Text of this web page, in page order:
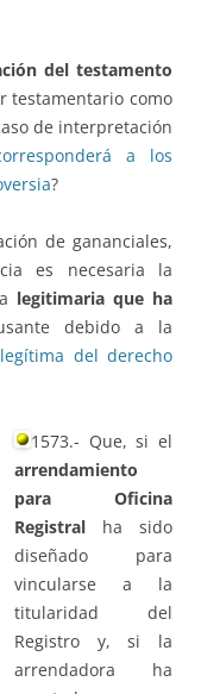
del testamento
testamentario como
de interpretación
a los
?
de gananciales,
es necesaria la
legitimaria que ha
debido a la
del derecho
1573.- Que, si el
arrendamiento
para Oficina
Registral ha sido
diseñado para
vincularse a la
titularidad del
Registro y, si la
arrendadora ha